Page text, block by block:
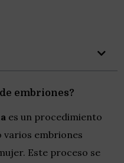
embriones?
es un procedimiento
varios embriones
Este proceso se